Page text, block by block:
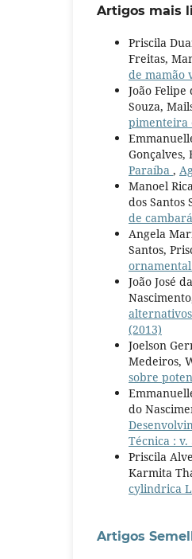
Artigos mais
Priscila
Freitas,
de mamão
João
Souza,
pimenteira
Gonçalves,
Paraíba ,
Manoel
dos Santos
de
Angela
Santos,
João José
(2013)
Joelson
Medeiros,
sobre
do
Técnica : v.
Priscila
Karmita
cylindrica
Artigos